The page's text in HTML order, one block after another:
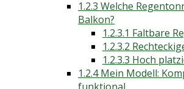
1.2.3 Welche
Balkon?
1.2.3.1 Faltbare
1.2.3.2
1.2.3.3 Hoch
1.2.4Mein Modell: